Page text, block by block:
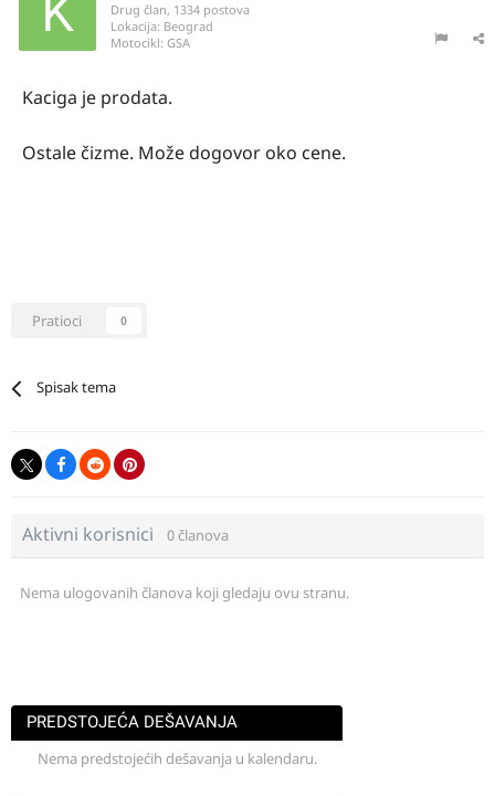
Drug član, 1334 postova
Lokacija: Beograd
Motocikl: GSA
Kaciga je prodata.
Ostale čizme. Može dogovor oko cene.
Pratioci 0
Spisak tema
Aktivni korisnici 0 članova
Nema ulogovanih članova koji gledaju ovu stranu.
PREDSTOJEĆA DEŠAVANJA
Nema predstojećih dešavanja u kalendaru.